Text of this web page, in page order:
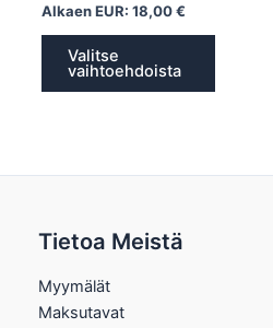
Alkaen EUR: 18,00€
Valitse
vaihtoehdoista
Tietoa Meistä
Myymälät
Maksutavat